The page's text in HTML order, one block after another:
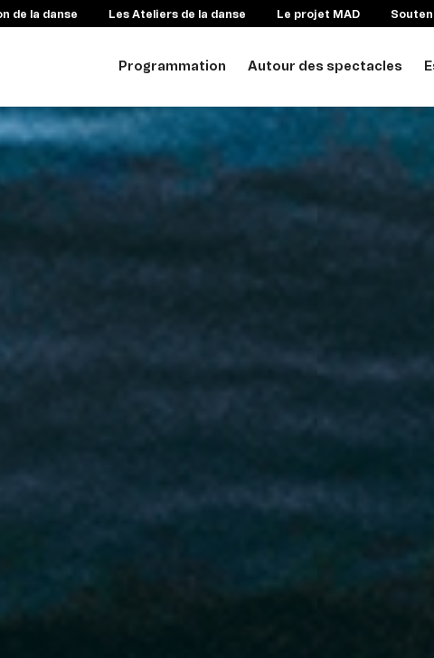
de la danse Les Ateliers de la danse Le projet MAD
Programmation Autour des spectacles